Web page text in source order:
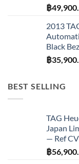
฿
2013
Black
฿
BEST SELLING
TAG
Japan
— Ref
฿